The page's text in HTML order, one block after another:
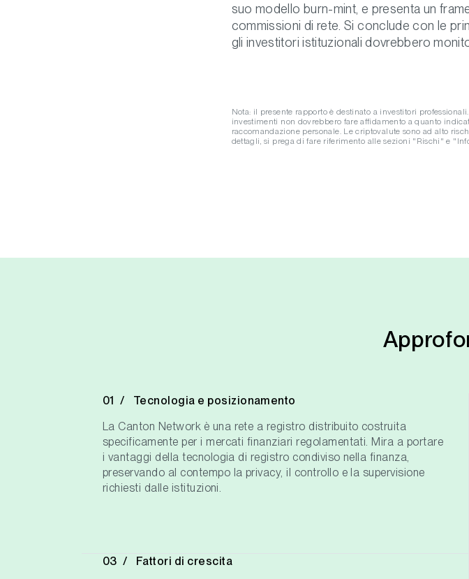
suo modello burn-mint, e presenta un
commissioni di rete. Si conclude con le
gli investitori istituzionali dovrebbero
Nota: il presente rapporto è destinato a investitori
investimenti non dovrebbero fare affidamento a quanto
raccomandazione personale. Le criptovalute sono ad alto
dettagli, si prega di fare riferimento alle sezioni "Rischi" e
Tecnologia e posizionamento
La Canton Network è una rete a registro distribuito costruita
specificamente per i mercati finanziari regolamentati. Mira a portare
i vantaggi della tecnologia di registro condiviso nella finanza,
preservando al contempo la privacy, il controllo e la supervisione
richiesti dalle istituzioni.
Fattori di crescita